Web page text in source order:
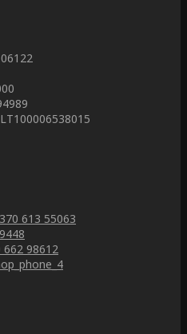
613 55063
662 98612